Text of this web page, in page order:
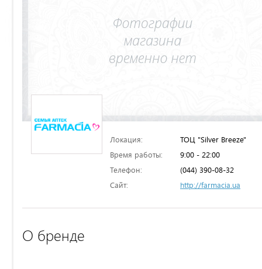
Локация:
ТОЦ "Silver Breeze"
Время работы:
9:00 - 22:00
Телефон:
(044) 390-08-32
Сайт:
http://farmacia.ua
О бренде